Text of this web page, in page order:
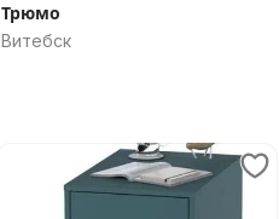
Трюмо
Витебск